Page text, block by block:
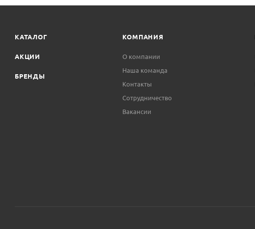
КАТАЛОГ
АКЦИИ
БРЕНДЫ
КОМПАНИЯ
О компании
Наша команда
Контакты
Сотрудничество
Вакансии